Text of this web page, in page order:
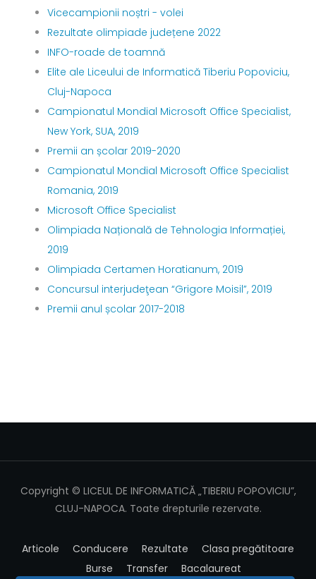
Vicecampionii noștri - volei
Rezultate olimpiade județene 2022
INFO-roade de toamnă
Elite ale Liceului de Informatică Tiberiu Popoviciu,
Cluj-Napoca
Campionatul Mondial Microsoft Office Specialist,
New York, SUA, 2019
Premii an școlar 2019-2020
Campionatul Mondial Microsoft Office Specialist
Romania, 2019
Microsoft Office Specialist
Olimpiada Națională de Tehnologia Informației,
2019
Olimpiada Certamen Horatianum, 2019
Concursul interjudeţean “Grigore Moisil”, 2019
Premii anul școlar 2017-2018
Copyright © LICEUL DE INFORMATICĂ „TIBERIU POPOVICIU”,
CLUJ-NAPOCA. Toate drepturile rezervate.
Articole Conducere Rezultate
Clasa pregătitoare
Burse
Transfer Bacalaureat